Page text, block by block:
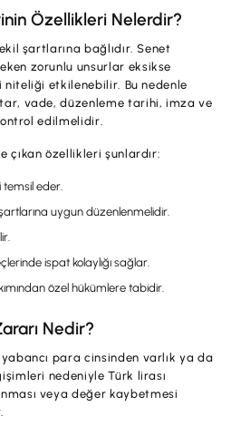
Özellikleri Nelerdir?
şartlarına bağlıdır. Senet
zorunlu unsurlar eksikse
niteliği etkilenebilir. Bu nedenle
vade, düzenleme tarihi, imza ve
edilmelidir.
çıkan özellikleri şunlardır:
eder.
uygun düzenlenmelidir.
ispat kolaylığı sağlar.
özel hükümlere tabidir.
Nedir?
para cinsinden varlık ya da
nedeniyle Türk lirası
veya değer kaybetmesi